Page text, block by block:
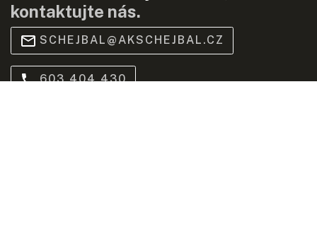
kontaktujte nás.
SCHEJBAL@AKSCHEJBAL.CZ
603 404 430